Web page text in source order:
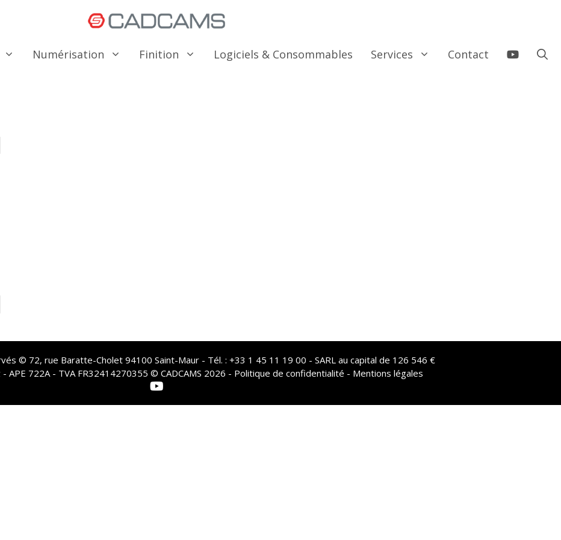
Numérisation Finition Logiciels & Consommables Services Contact
© 72, rue Baratte-Cholet 94100 Saint-Maur - Tél. : +33 1 45 11 19 00 - SARL au capital de 126 546 €
APE 722A - TVA FR32414270355 © CADCAMS 2026 - Politique de confidentialité - Mentions légales